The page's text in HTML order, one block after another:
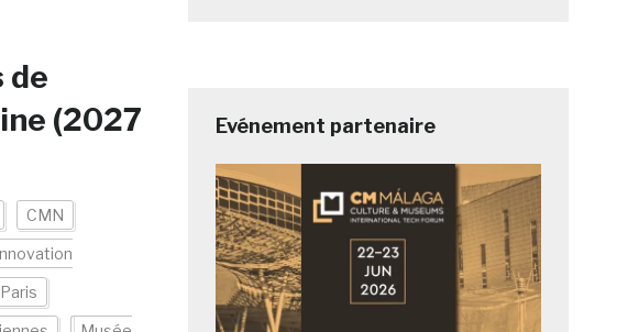
de
(2027
CMN
Evénement partenaire